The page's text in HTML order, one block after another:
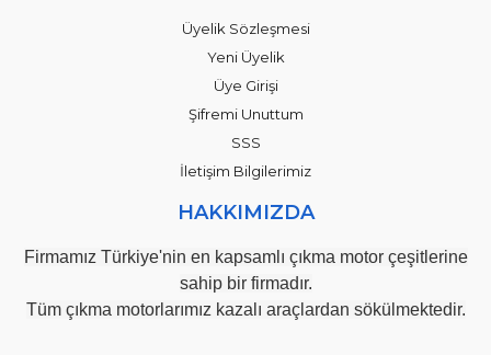
Üyelik Sözleşmesi
Yeni Üyelik
Üye Girişi
Şifremi Unuttum
SSS
İletişim Bilgilerimiz
HAKKIMIZDA
Firmamız Türkiye'nin en kapsamlı çıkma motor çeşitlerine
sahip bir firmadır.
Tüm çıkma motorlarımız kazalı araçlardan sökülmektedir.